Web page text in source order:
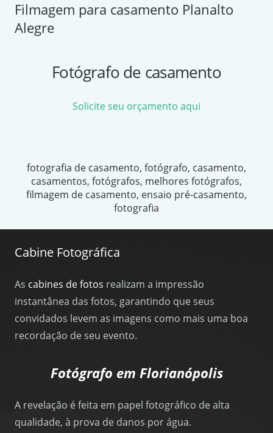
Filmagem para casamento Planalto
Alegre
Fotógrafo de casamento
Solicite seu orçamento aqui
fotografia de casamento, fotógrafo, casamento,
casamentos, fotógrafos, melhores fotógrafos,
filmagem de casamento, ensaio pré-casamento,
fotografia
Cabine Fotográfica
As cabines de fotos realizam a impressão
instantânea das fotos, garantindo que seus
convidados levem as imagens como mais uma boa
recordação de seu evento.
Fotógrafo em Florianópolis
A revelação é feita em papel fotográfico de alta
qualidade, à prova de danos por água.